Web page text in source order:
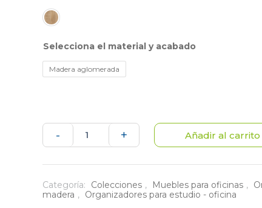
material y acabado
Madera aglomerada
-
Escritorio
con
base
+ Añadir al carrito
Categoría: Colecciones , Muebles para oficinas ,
madera , Organizadores para estudio - oficina